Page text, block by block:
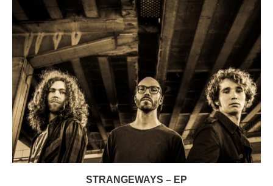
STRANGEWAYS – EP